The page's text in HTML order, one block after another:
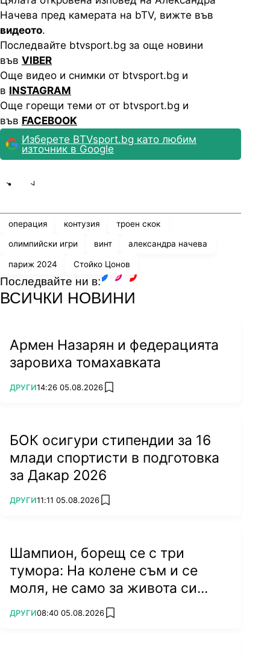
Начева пред камерата на bTV, вижте във
видеото.
Последвайте btvsport.bg за още новини
във VIBER
Още видео и снимки от btvsport.bg и
в INSTAGRAM
Още горещи теми от от btvsport.bg и
във FACEBOOK
Изберете BTVsport.bg като любим
източник в Google
операция контузия троен скок
олимпийски игри винт александра начева
париж 2024 Стойко Цонов
Последвайте ни в:
ВСИЧКИ НОВИНИ
Армен Назарян и федерацията
заровиха томахавката
ПОВЕЧЕ ОТ
ДРУГИ14:26 05.08.2026 add favorites
БОК осигури стипендии за 16
млади спортисти в подготовка
за Дакар 2026
ПОВЕЧЕ ОТ
ДРУГИ11:11 05.08.2026 add favorites
Шампион, борещ се с три
тумора: На колене съм и се
моля, не само за живота си...
ПОВЕЧЕ ОТ
ДРУГИ08:40 05.08.2026 add favorites